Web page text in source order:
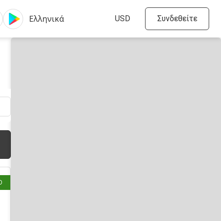
Συνδεθείτε